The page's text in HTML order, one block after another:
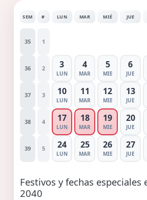
SEM # LUN MAR MIÉ JUE
35 1
36 2 3
LUN
4
MAR
5
MIE
6
JUE
37 3 10
LUN
11
MAR
12
MIE
13
JUE
38 4 17
LUN
18
MAR
19
MIE
20
JUE
39 5 24
LUN
25
MAR
26
MIE
27
JUE
Festivos y fechas especiales
2040